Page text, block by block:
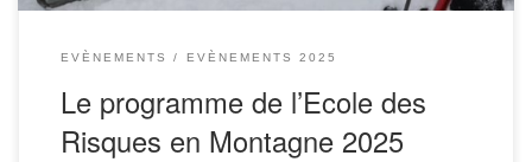
EVÈNEMENTS EVÈNEMENTS 2025
Le programme de l’Ecole des
Risques en Montagne 2025